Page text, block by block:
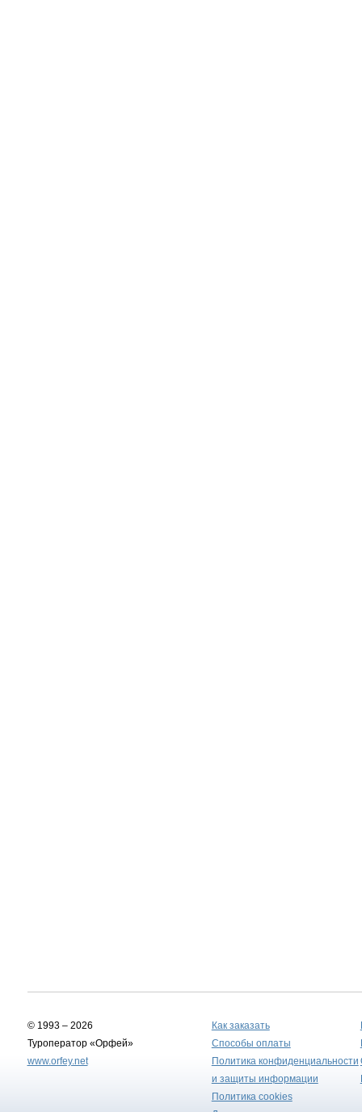
© 1993 – 2026
Туроператор «Орфей»
www.orfey.net
Как заказать
Способы оплаты
Политика конфиденциальности
и защиты информации
Политика cookies